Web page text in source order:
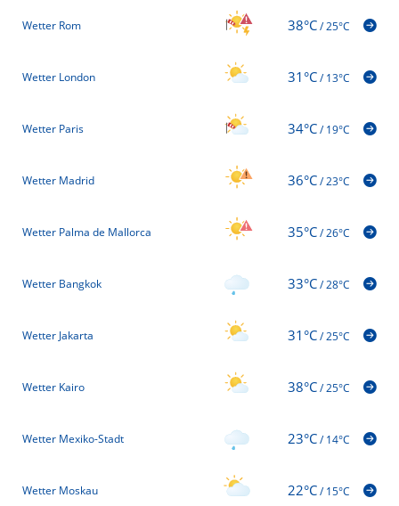
Wetter Rom 38°C/25°C
Wetter London 31°C/13°C
Wetter Paris 34°C/19°C
Wetter Madrid 36°C/23°C
Wetter Palma de Mallorca 35°C/26°C
Wetter Bangkok 33°C/28°C
Wetter Jakarta 31°C/25°C
Wetter Kairo 38°C/25°C
Wetter Mexiko-Stadt 23°C/14°C
Wetter Moskau 22°C/15°C